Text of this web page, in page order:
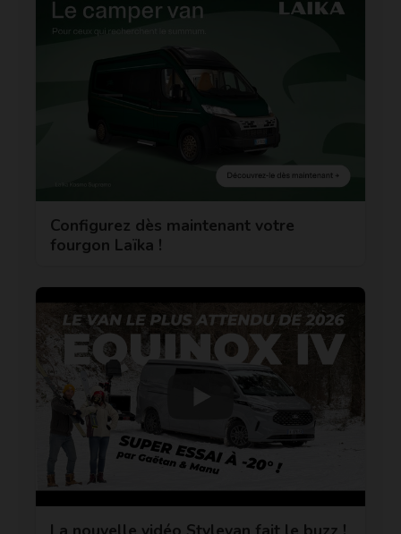
Configurez dès maintenant votre
fourgon Laïka !